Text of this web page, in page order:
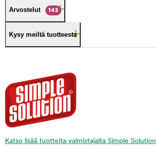
Arvostelut 142
Kysy meiltä tuotteesta
Katso lisää tuotteita valmistajalta Simple Solution